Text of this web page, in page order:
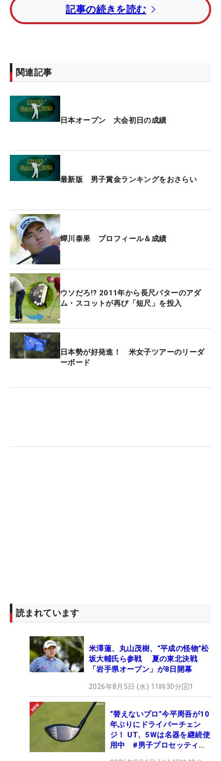
JGAによると昨日プレーをした13番パー5の3打目が
目になっていてクラブを置いたときに、半回転にも
満たない数センチボールが動いた。
第1ラウンドが中断後に蝉川から13番の3打目のボー
ルを確認して欲しいと申告があり、第1ラウンドの
認したところ、球は定義「動く」に該当しているこ
とを確認した。
用する場合に適用する「肉眼」基準が適用となるか
について検証した結果、肉眼で合理的に見ることが
できる事実であり、このビデオによる証拠の使用は
制限されないことを確認した。
上記2件の事実関係と適用規則について蟬川は理解
をしており、13番ホールのスコアに2罰打を科すと
自ら申告した。
第1ラウンドをプレー中のためスコアカード提出後
の紛議に関わる規則の問題は生じない。
このことは球が元の所を離れ、上下、水平、どの方
向に動いたかにかかわらず適用する。
球が揺れている（または振動している）だけで、元
の所に留まっている場合、または戻っている場合、
その球は動いたことにはならない。
■規則20.2c ビデオの証拠を使用する場合に適用す
る「肉眼」基準
委員会が裁定を行うときに事実問題を決定する場
合、ビデオの証拠の使用は「肉眼」基準によって制
・ビデオに映る事実が肉眼で合理的に見ることがで
記事の続きを読む
関連記事
日本オープン 大会初日の成績
最新版 男子賞金ランキングをおさらい
蟬川泰果 プロフィール＆成績
ウソだろ!? 2011年から長尺パターのアダ
ム・スコットが再び「短尺」を投入
日本勢が好発進！ 米女子ツアーのリーダ
ーボード
読まれています
米澤蓮、丸山茂樹、“平成の怪物”松
坂大輔氏ら参戦 夏の東北決戦
「岩手県オープン」が8日開幕
2026年8月5日 (水) 11時30分 1
“替えないプロ”今平周吾が10
年ぶりにドライバーチェン
ジ！ UT、5Wは名器を継続使
用中 #男子プロセッティン